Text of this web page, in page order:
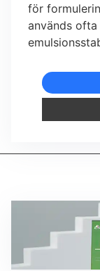
för
används